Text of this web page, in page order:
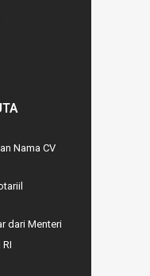
Nama CV
dari Menteri